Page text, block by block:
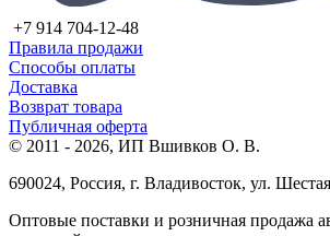
+7 914 704-12-48
Правила продажи
Способы оплаты
Доставка
Возврат товара
Публичная оферта
© 2011 - 2026, ИП Вшивков О. В.
690024, Россия, г. Владивосток, ул.
Оптовые поставки и розничная продажа